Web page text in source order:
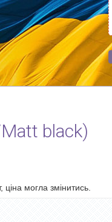
black)
могла змінитись.